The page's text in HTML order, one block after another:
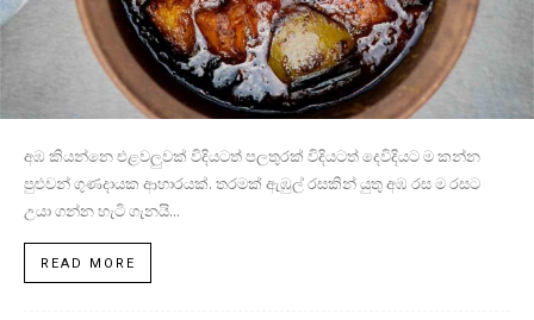
අඹ කියන්නෙ එළවලුවක් විදියටත් පලතුරක් විදියටත් දෙවිදියට ම කන්න
පුළුවන් ගුණදායක ආහාරයක්. තරමක් ඇඹුල් රසකින් යුතු අඹ රස ම රසට
උයා ගන්න හැටි ගැනයි...
READ MORE